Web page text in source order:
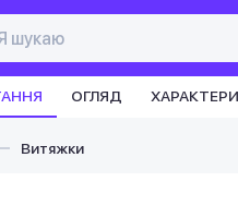
ОГЛЯД
Витяжки